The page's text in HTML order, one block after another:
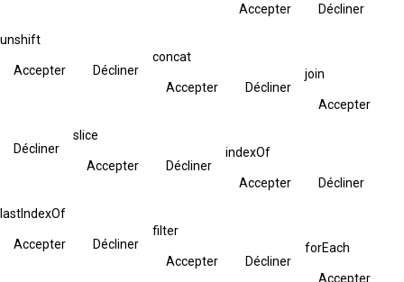
Accepter Décliner
unshift
Accepter Décliner
concat
Accepter Décliner
join
Accepter
Décliner
slice
Accepter Décliner
indexOf
Accepter Décliner
lastIndexOf
Accepter Décliner
filter
Accepter Décliner
forEach
Accepter